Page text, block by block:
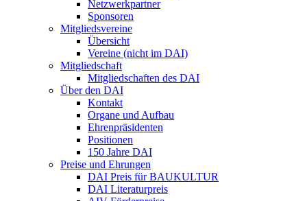
Netzwerkpartner
Sponsoren
Mitgliedsvereine
Übersicht
Vereine (nicht im DAI)
Mitgliedschaft
Mitgliedschaften des DAI
Über den DAI
Kontakt
Organe und Aufbau
Ehrenpräsidenten
Positionen
150 Jahre DAI
Preise und Ehrungen
DAI Preis für BAUKULTUR
DAI Literaturpreis